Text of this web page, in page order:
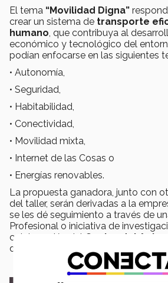
El tema “Movilidad Digna”
crear un sistema de transporte
humano, que contribuya al
económico y tecnológico del
podían enfocarse en las siguientes
• Autonomía,
• Seguridad,
• Habitabilidad,
• Conectividad,
• Movilidad mixta,
• Internet de las Cosas o
• Energías renovables.
La propuesta ganadora, junto con
del taller, serán derivadas a la
se les dé seguimiento a través de
Profesional o iniciativa de
colaboración del Centro del Auto
de reciente creación en el Campus